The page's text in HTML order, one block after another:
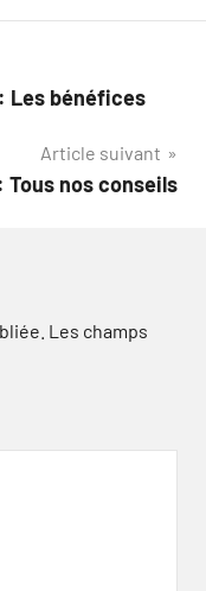
Les bénéfices
Article suivant
Tous nos conseils
Les champs